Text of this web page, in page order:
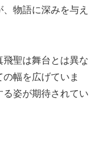
物語に深みを与え
聖は舞台とは異な
幅を広げていま
姿が期待されてい